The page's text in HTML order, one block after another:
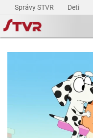
Správy STVR Deti